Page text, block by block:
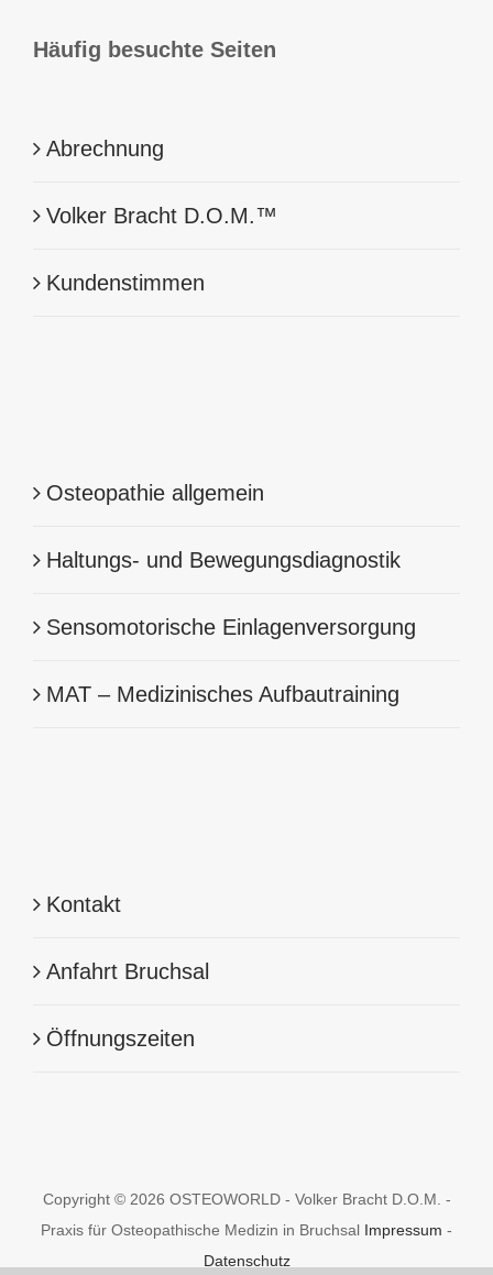
Häufig besuchte Seiten
Abrechnung
Volker Bracht D.O.M.™
Kundenstimmen
Osteopathie allgemein
Haltungs- und Bewegungsdiagnostik
Sensomotorische Einlagenversorgung
MAT – Medizinisches Aufbautraining
Kontakt
Anfahrt Bruchsal
Öffnungszeiten
Copyright © 2026 OSTEOWORLD - Volker Bracht D.O.M. -
Praxis für Osteopathische Medizin in Bruchsal Impressum -
Datenschutz